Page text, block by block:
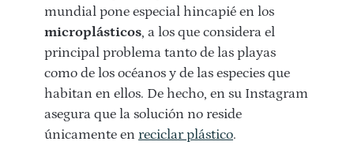
mundial pone especial hincapié en los
microplásticos, a los que considera el
principal problema tanto de las playas
como de los océanos y de las especies que
habitan en ellos. De hecho, en su Instagram
asegura que la solución no reside
únicamente en reciclar plástico.